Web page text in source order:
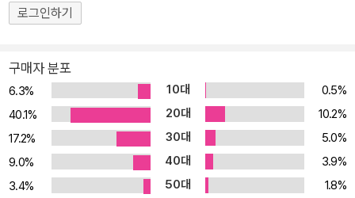
로그인하기
구매자 분포
6.3% 10대
0.5%
40.1%
20대
10.2%
17.2%
30대
5.0%
9.0%
40대
3.9%
3.4%
50대
1.8%